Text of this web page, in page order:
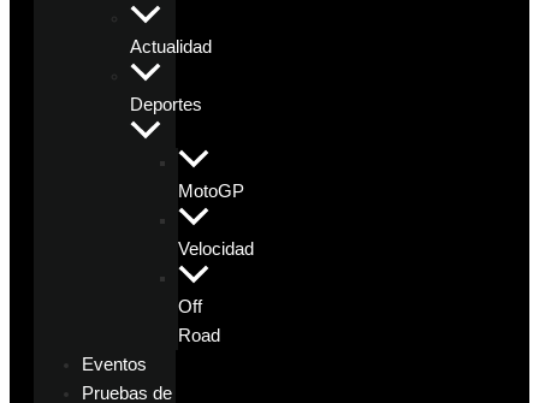
Actualidad
Deportes
MotoGP
Velocidad
Off
Road
Eventos
Pruebas de